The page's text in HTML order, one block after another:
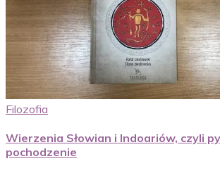
Filozofia
Wierzenia Słowian i Indoariów, czyli
pochodzenie